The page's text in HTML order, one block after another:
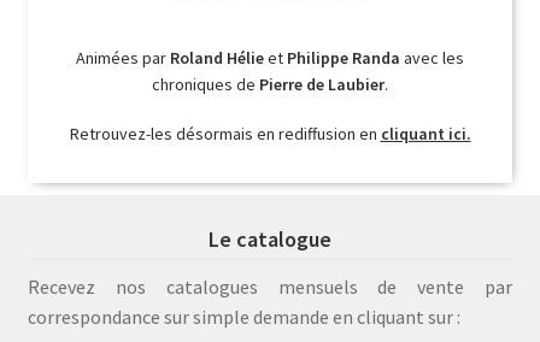
Animées par Roland Hélieet Philippe Randa avec les
chroniques de Pierre de Laubier.
Retrouvez-les désormais en rediffusion en cliquant ici.
Le catalogue
Recevez nos catalogues mensuels de vente par
correspondance sur simple demande en cliquant sur :